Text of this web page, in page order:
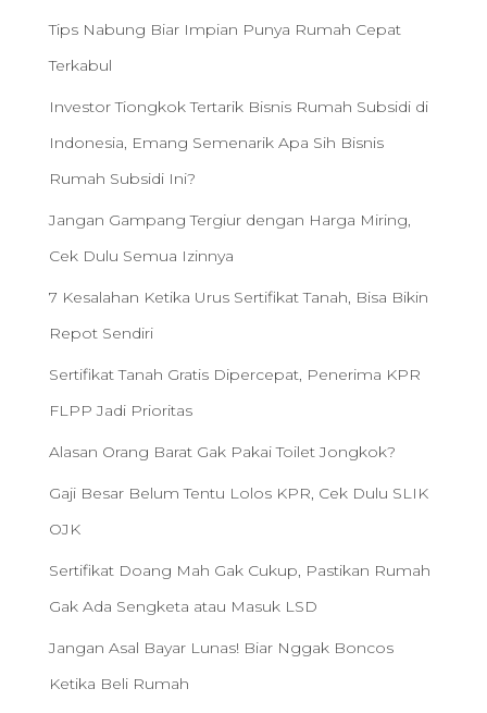
Tips Nabung Biar Impian Punya Rumah Cepat
Terkabul
Investor Tiongkok Tertarik Bisnis Rumah Subsidi di
Indonesia, Emang Semenarik Apa Sih Bisnis
Rumah Subsidi Ini?
Jangan Gampang Tergiur dengan Harga Miring,
Cek Dulu Semua Izinnya
7 Kesalahan Ketika Urus Sertifikat Tanah, Bisa Bikin
Repot Sendiri
Sertifikat Tanah Gratis Dipercepat, Penerima KPR
FLPP Jadi Prioritas
Alasan Orang Barat Gak Pakai Toilet Jongkok?
Gaji Besar Belum Tentu Lolos KPR, Cek Dulu SLIK
OJK
Sertifikat Doang Mah Gak Cukup, Pastikan Rumah
Gak Ada Sengketa atau Masuk LSD
Jangan Asal Bayar Lunas! Biar Nggak Boncos
Ketika Beli Rumah